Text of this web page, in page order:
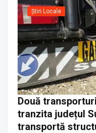
Știri Locale
Două
tranzita județul
transportă